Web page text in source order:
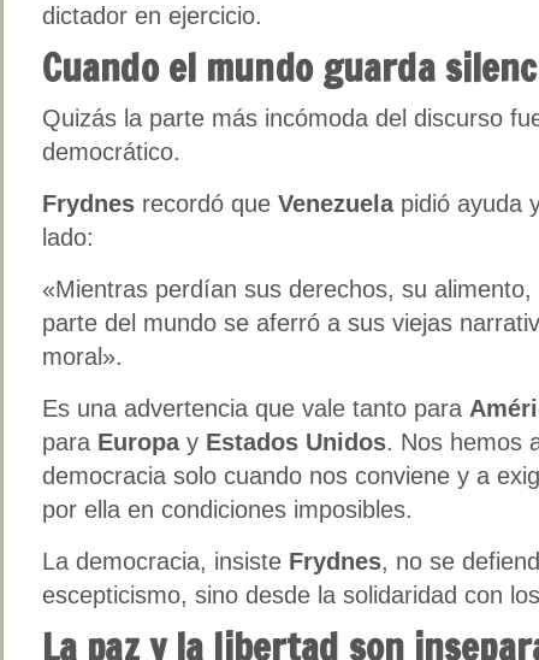
dictador en ejercicio.
Cuando el mundo guarda
Quizás la parte más incómoda del discurso
democrático.
Frydnes recordó que Venezuelapidió ayuda
lado:
«Mientras perdían sus derechos, su
parte del mundo se aferró a sus viejas
moral».
Es una advertencia que vale tanto para
para Europay Estados Unidos. Nos hemos
democracia solo cuando nos conviene y a
por ella en condiciones imposibles.
La democracia, insiste Frydnes, no se
escepticismo, sino desde la solidaridad con
La paz y la libertad son